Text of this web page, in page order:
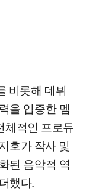
비롯해 데뷔
을 입증한 멤
체적인 프로듀
호가 작사 및
된 음악적 역
했다.